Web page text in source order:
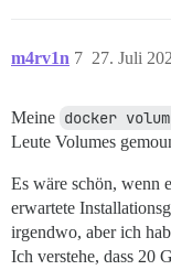
m4rv1n 27. Juli
7
Meine docker
Leute Volumes
Es wäre schön, wenn
erwartete
irgendwo, aber ich
Ich verstehe, dass 20